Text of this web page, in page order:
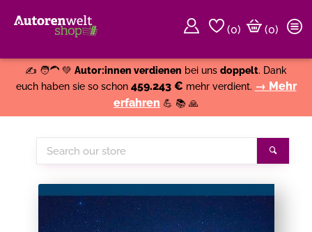
(0)
(0)
✍️ 🧑‍🦱 💚 Autor:innen verdienen bei uns doppelt. Dank
euch haben sie so schon 459.243 € mehr verdient. → Mehr
erfahren 💪 📚 🙏
Search
our